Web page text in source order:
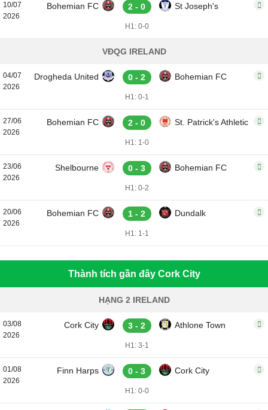
10/07
2026
Bohemian FC 2 - 0 St Joseph's
H1: 0-0
VĐQG IRELAND
04/07
2026
Drogheda United 0 - 2 Bohemian FC
H1: 0-1
27/06
2026
Bohemian FC 2 - 0 St. Patrick's Athletic
H1: 1-0
23/06
2026
Shelbourne 0 - 3 Bohemian FC
H1: 0-2
20/06
2026
Bohemian FC 1 - 2 Dundalk
H1: 1-1
Thành tích gần đây Cork City
HẠNG 2 IRELAND
03/08
2026
Cork City 3 - 2 Athlone Town
H1: 3-1
01/08
2026
Finn Harps 0 - 3 Cork City
H1: 0-0